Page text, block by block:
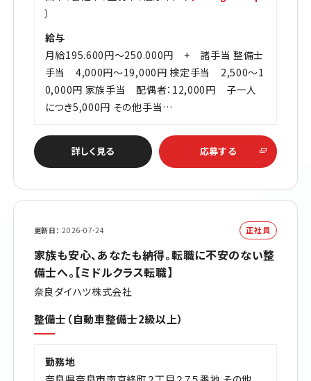
）
給与
月給195.600円～250.000円 + 諸手当 整備士
手当 4,000円～19,000円 検定手当 2,500～1
0,000円 家族手当 配偶者：12,000円 子一人
につき5,000円 その他手当…
詳しく見る 応募する
更新日 2026-07-24 正社員
家族も安心、あなたも納得。転職に不安のない整
備士へ。【ミドルクラス転職】
奈良ダイハツ株式会社
整備士（自動車整備士2級以上）
勤務地